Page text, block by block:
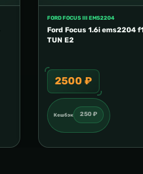
FORD FOCUS III EMS2204
Ford Focus 1.6i ems2204
TUN E2
2500 ₽
Кешбэк 250 ₽